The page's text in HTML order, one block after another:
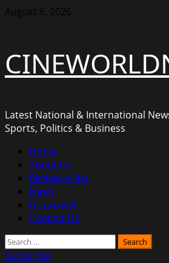
Skip
August 6, 2026
Latest National & International
Sports, Politics & Business
Primary
Menu
Home
About Us
Birthdays list
News
Disavowal
Contact Us
Search
for:
Subscribe